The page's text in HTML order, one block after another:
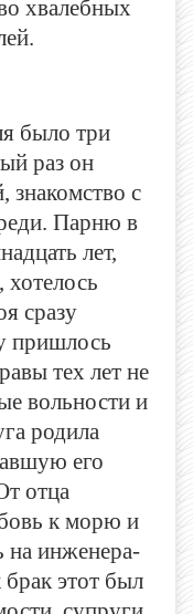
хвалебных
было три
раз он
знакомство с
Парню в
лет,
сразу
пришлось
тех лет не
вольности и
родила
его
отца
к морю и
на инженера-
брак этот был